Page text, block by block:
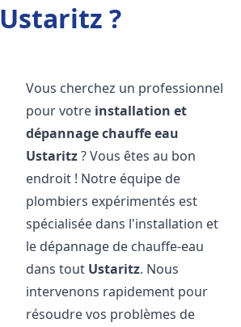
Ustaritz ?
Vous cherchez un professionnel
pour votre installation et
dépannage chauffe eau
Ustaritz? Vous êtes au bon
endroit ! Notre équipe de
plombiers expérimentés est
spécialisée dans l'installation et
le dépannage de chauffe-eau
dans tout Ustaritz. Nous
intervenons rapidement pour
résoudre vos problèmes de